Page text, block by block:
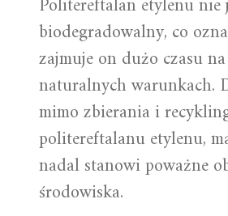
biodegradowalny, co
zajmuje on dużo czasu
naturalnych warunkach.
mimo zbierania i
politereftalanu etylenu,
nadal stanowi poważne
środowiska.